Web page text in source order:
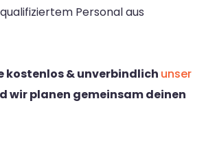
Personal aus
kostenlos & unverbindlich unser
wir planen gemeinsam deinen